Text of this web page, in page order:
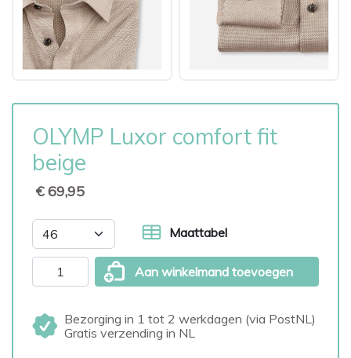
OLYMP Luxor comfort fit
beige
€ 69,95
Maattabel
Aan winkelmand toevoegen
Bezorging in 1 tot 2 werkdagen (via PostNL)
Gratis verzending in NL